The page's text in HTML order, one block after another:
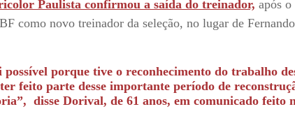
Paulista confirmou a saída do treinador, após
como novo treinador da seleção, no lugar de
possível porque tive o reconhecimento do trabalho
feito parte desse importante período de
disse Dorival, de 61 anos, em comunicado feito